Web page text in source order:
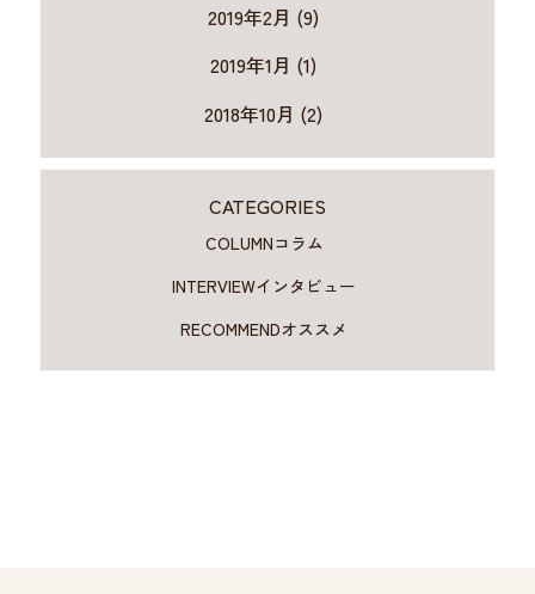
2019年2月 (9)
2019年1月 (1)
2018年10月 (2)
CATEGORIES
COLUMNコラム
INTERVIEWインタビュー
RECOMMENDオススメ